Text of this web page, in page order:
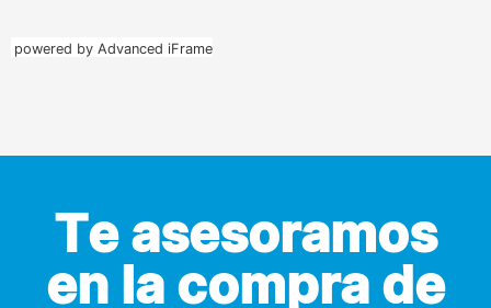
powered by Advanced iFrame
Te asesoramos
en la compra de